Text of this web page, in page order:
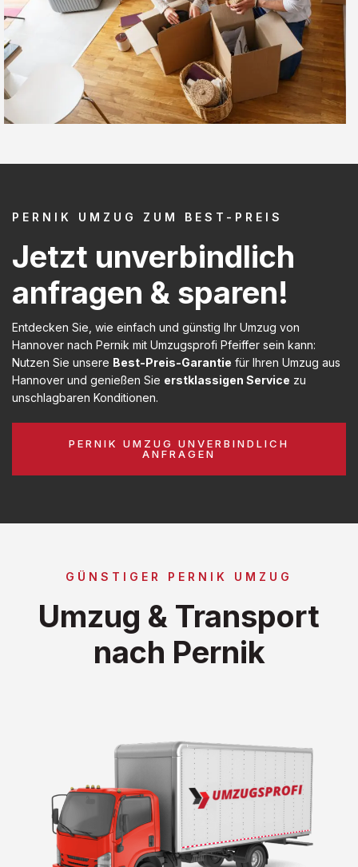
PERNIK UMZUG ZUM BEST-PREIS
Jetzt unverbindlich
anfragen & sparen!
Entdecken Sie, wie einfach und günstig Ihr Umzug von
Hannover nach Pernik mit Umzugsprofi Pfeiffer sein kann:
Nutzen Sie unsere Best-Preis-Garantie für Ihren Umzug aus
Hannover und genießen Sie erstklassigen Service zu
unschlagbaren Konditionen.
PERNIK UMZUG UNVERBINDLICH
ANFRAGEN
GÜNSTIGER PERNIK UMZUG
Umzug & Transport
nach Pernik